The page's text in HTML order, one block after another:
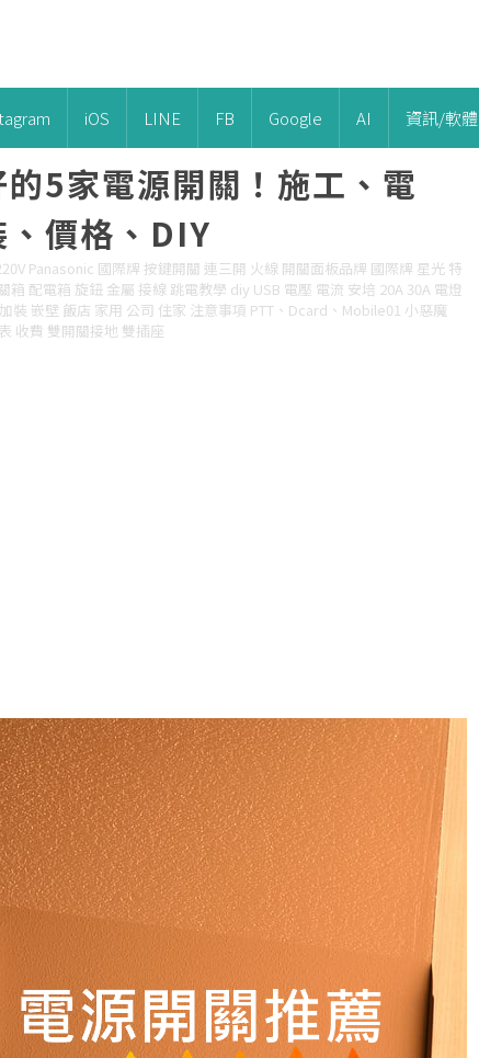
iOS LINE FB Google AI 資訊/軟體
的5家電源開關！施工、電
價格、DIY
Panasonic 國際牌 按鍵開關 連三開 火線 開關面板品牌 國際牌 星光 特
配電箱 旋鈕 金屬 接線 跳電教學 diy USB 電壓 電流 安培 20A 30A 電燈
裝 嵌壁 飯店 家用 公司 住家 注意事項 PTT、Dcard、Mobile01 小惡魔
收費 雙開關接地 雙插座